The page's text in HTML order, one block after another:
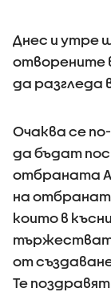
Днес и утре
отворените
да разгледа
Очаква се
да бъдат
отбраната
на
които в
от
Те